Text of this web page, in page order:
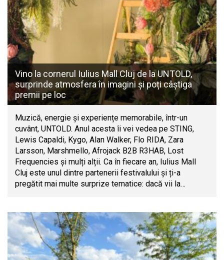
Vino la cornerul Iulius Mall Cluj de la UNTOLD,
surprinde atmosfera în imagini și poți câștiga
premii pe loc
Muzică, energie și experiențe memorabile, într-un
cuvânt, UNTOLD. Anul acesta îi vei vedea pe STING,
Lewis Capaldi, Kygo, Alan Walker, Flo RIDA, Zara
Larsson, Marshmello, Afrojack B2B R3HAB, Lost
Frequencies și mulți alții. Ca în fiecare an, Iulius Mall
Cluj este unul dintre partenerii festivalului și ți-a
pregătit mai multe surprize tematice: dacă vii la…